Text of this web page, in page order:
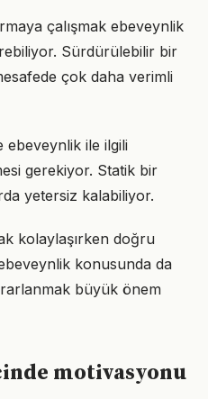
çalışmak ebeveynlik
Sürdürülebilir bir
çok daha verimli
ebeveynlik ile ilgili
gerekiyor. Statik bir
yetersiz kalabiliyor.
kolaylaşırken doğru
konusunda da
büyük önem
motivasyonu